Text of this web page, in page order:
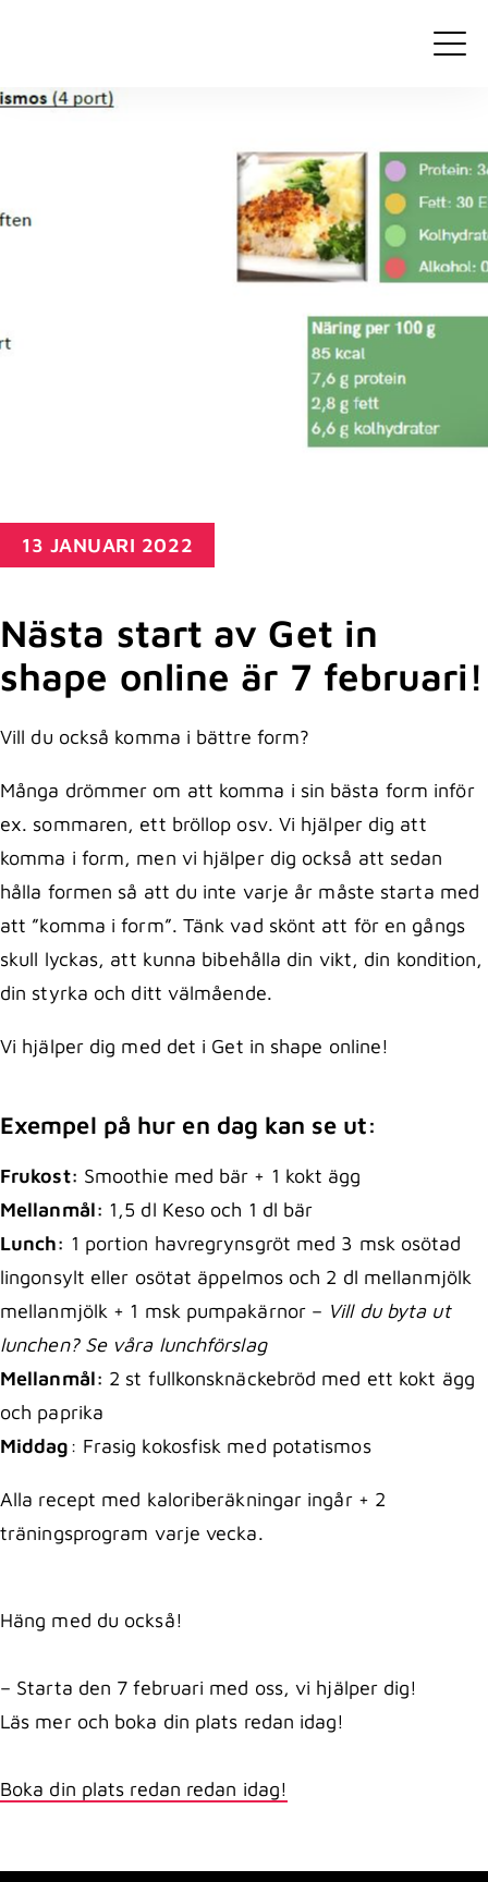
13 JANUARI 2022
Nästa start av Get in
shape online är 7 februari!
Vill du också komma i bättre form?
Många drömmer om att komma i sin bästa form inför
ex. sommaren, ett bröllop osv. Vi hjälper dig att
komma i form, men vi hjälper dig också att sedan
hålla formen så att du inte varje år måste starta med
att ”komma i form”. Tänk vad skönt att för en gångs
skull lyckas, att kunna bibehålla din vikt, din kondition,
din styrka och ditt välmående.
Vi hjälper dig med det i Get in shape online!
Exempel på hur en dag kan se ut:
Frukost: Smoothie med bär + 1 kokt ägg
Mellanmål: 1,5 dl Keso och 1 dl bär
Lunch: 1 portion havregrynsgröt med 3 msk osötad
lingonsylt eller osötat äppelmos och 2 dl mellanmjölk
mellanmjölk + 1 msk pumpakärnor – Vill du byta ut
lunchen? Se våra lunchförslag
Mellanmål: 2 st fullkonsknäckebröd med ett kokt ägg
och paprika
Middag: Frasig kokosfisk med potatismos
Alla recept med kaloriberäkningar ingår + 2
träningsprogram varje vecka.
Häng med du också!
– Starta den 7 februari med oss, vi hjälper dig!
Läs mer och boka din plats redan idag!
Boka din plats redan redan idag!